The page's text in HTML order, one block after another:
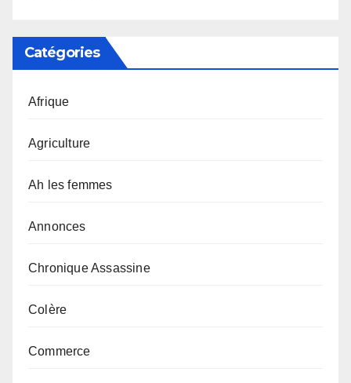
Catégories
Afrique
Agriculture
Ah les femmes
Annonces
Chronique Assassine
Colère
Commerce